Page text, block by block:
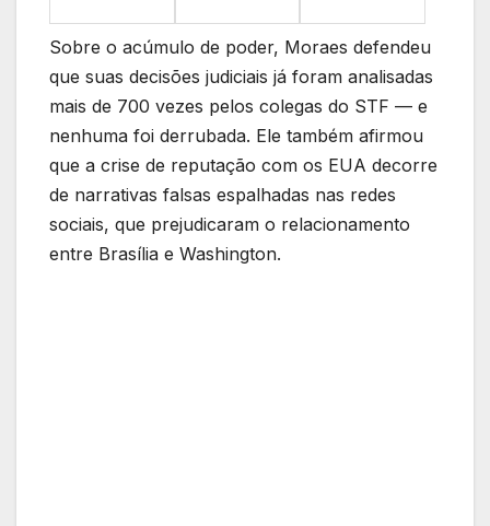
Sobre o acúmulo de poder, Moraes defendeu
que suas decisões judiciais já foram analisadas
mais de 700 vezes pelos colegas do STF — e
nenhuma foi derrubada. Ele também afirmou
que a crise de reputação com os EUA decorre
de narrativas falsas espalhadas nas redes
sociais, que prejudicaram o relacionamento
entre Brasília e Washington.